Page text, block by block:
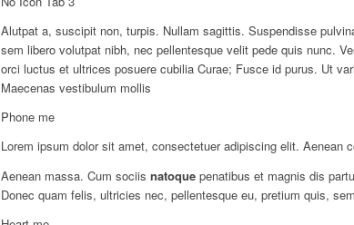
Alutpat a, suscipit non, turpis. Nullam sagittis. Suspendisse
sem libero volutpat nibh, nec pellentesque velit pede quis nunc.
orci luctus et ultrices posuere cubilia Curae; Fusce id purus. Ut
Maecenas vestibulum mollis
Phone me
Lorem ipsum dolor sit amet, consectetuer adipiscing elit. Aenean
Aenean massa. Cum sociis natoque penatibus et magnis dis
Donec quam felis, ultricies nec, pellentesque eu, pretium quis,